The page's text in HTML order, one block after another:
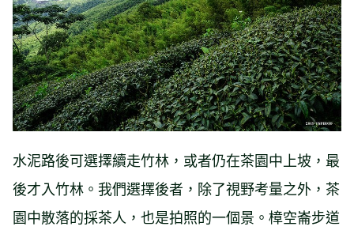
水泥路後可選擇續走竹林，或者仍在茶園中上坡，最
後才入竹林。我們選擇後者，除了視野考量之外，茶
園中散落的採茶人，也是拍照的一個景。樟空崙步道